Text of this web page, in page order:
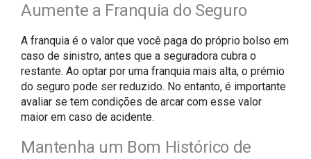
Aumente a Franquia do Seguro
A franquia é o valor que você paga do próprio bolso em
caso de sinistro, antes que a seguradora cubra o
restante. Ao optar por uma franquia mais alta, o prémio
do seguro pode ser reduzido. No entanto, é importante
avaliar se tem condições de arcar com esse valor
maior em caso de acidente.
Mantenha um Bom Histórico de